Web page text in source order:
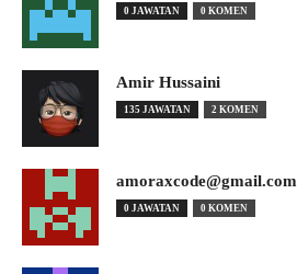
0 JAWATAN 0 KOMEN
Amir Hussaini
135 JAWATAN 2 KOMEN
amoraxcode@gmail.com
0 JAWATAN 0 KOMEN